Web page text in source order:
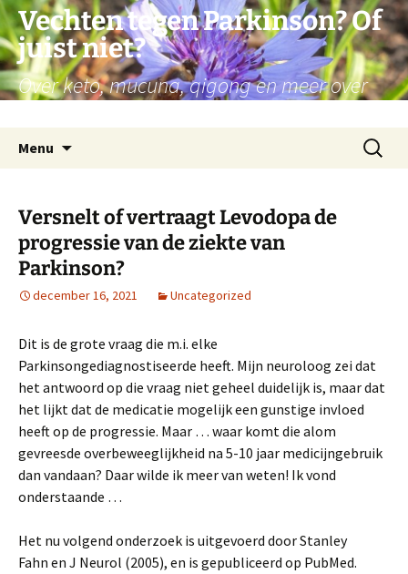
Ga
naar
de
inhoud
Vechten tegen Parkinson? Of
juist niet?
Over keto, mucuna, qigong en meer over
Menu
Zoeken
naar:
Versnelt of vertraagt Levodopa de
progressie van de ziekte van
Parkinson?
december 16, 2021 Uncategorized
Dit is de grote vraag die m.i. elke
Parkinsongediagnostiseerde heeft. Mijn neuroloog zei dat
het antwoord op die vraag niet geheel duidelijk is, maar dat
het lijkt dat de medicatie mogelijk een gunstige invloed
heeft op de progressie. Maar … waar komt die alom
gevreesde overbeweeglijkheid na 5-10 jaar medicijngebruik
dan vandaan? Daar wilde ik meer van weten! Ik vond
onderstaande …
Het nu volgend onderzoek is uitgevoerd door Stanley
Fahn en J Neurol (2005), en is gepubliceerd op PubMed.